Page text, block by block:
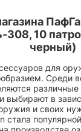
308, 10
черный)
для
Среди
выбирают в
и своих
стала